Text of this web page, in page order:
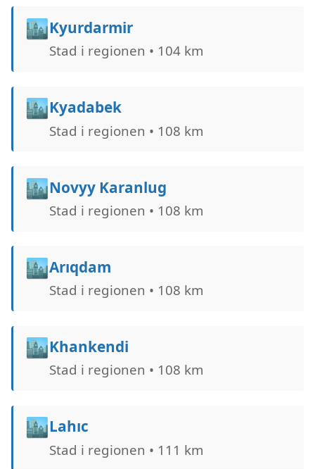
🏙️Kyurdarmir
Stad i regionen • 104 km
🏙️Kyadabek
Stad i regionen • 108 km
🏙️Novyy Karanlug
Stad i regionen • 108 km
🏙️Arıqdam
Stad i regionen • 108 km
🏙️Khankendi
Stad i regionen • 108 km
🏙️Lahıc
Stad i regionen • 111 km